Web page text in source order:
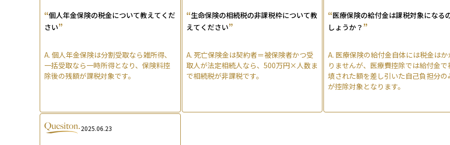
“個人年金保険の税金について教えてくだ
さい”
A. 個人年金保険は分割受取なら雑所得、
一括受取なら一時所得となり、保険料控
除後の残額が課税対象です。
“生命保険の相続税の非課税枠について教
えてください”
A. 死亡保険金は契約者＝被保険者かつ受
取人が法定相続人なら、500万円×人数ま
で相続税が非課税です。
“医療保険の給付金は課税対象になる
しょうか？ ”
A. 医療保険の給付金自体には税金はか
りませんが、医療費控除では給付金で
填された額を差し引いた自己負担分の
が控除対象となります。
2025.06.23